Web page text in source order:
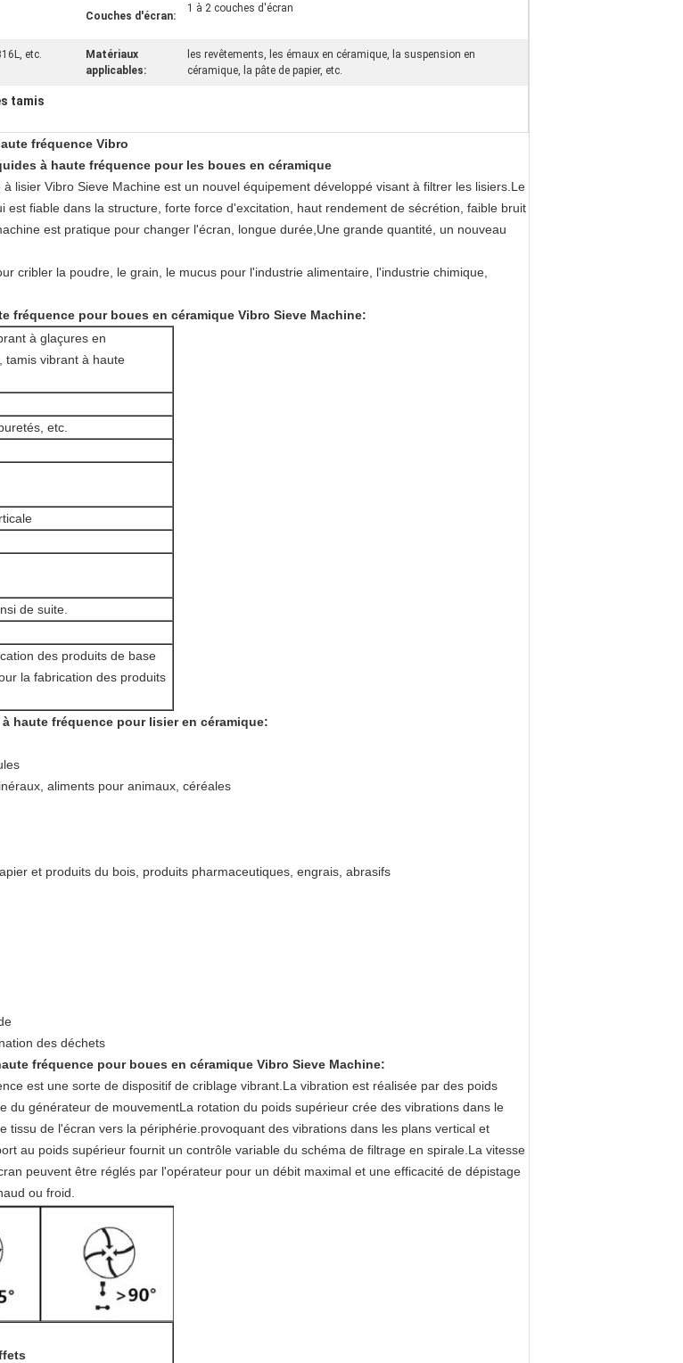
Couches d'écran:
1 à 2 couches d'écran
etc.
Matériaux
applicables:
les revêtements, les émaux en céramique, la suspension en
céramique, la pâte de papier, etc.
tamis
fréquence Vibro
à haute fréquence pour les boues en céramique
lisier Vibro Sieve Machine est un nouvel équipement développé visant à filtrer les lisiers.Le
fiable dans la structure, forte force d'excitation, haut rendement de sécrétion, faible bruit
est pratique pour changer l'écran, longue durée,Une grande quantité, un nouveau
cribler la poudre, le grain, le mucus pour l'industrie alimentaire, l'industrie chimique,
fréquence pour boues en céramique Vibro Sieve Machine:
à glaçures en
tamis vibrant à haute
etc.
de suite.
des produits de base
la fabrication des produits
haute fréquence pour lisier en céramique:
aliments pour animaux, céréales
et produits du bois, produits pharmaceutiques, engrais, abrasifs
des déchets
fréquence pour boues en céramique Vibro Sieve Machine:
est une sorte de dispositif de criblage vibrant.La vibration est réalisée par des poids
générateur de mouvementLa rotation du poids supérieur crée des vibrations dans le
de l'écran vers la périphérie.provoquant des vibrations dans les plans vertical et
au poids supérieur fournit un contrôle variable du schéma de filtrage en spirale.La vitesse
peuvent être réglés par l'opérateur pour un débit maximal et une efficacité de dépistage
ou froid.